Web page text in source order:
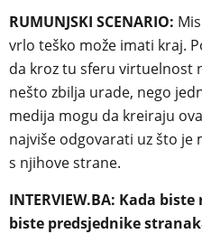
RUMUNJSKI SCENARIO:
vrlo teško može imati kraj.
da kroz tu sferu virtuelnost
nešto zbilja urade, nego
medija mogu da kreiraju
najviše odgovarati uz što
s njihove strane.
INTERVIEW.BA: Kada
biste predsjednike